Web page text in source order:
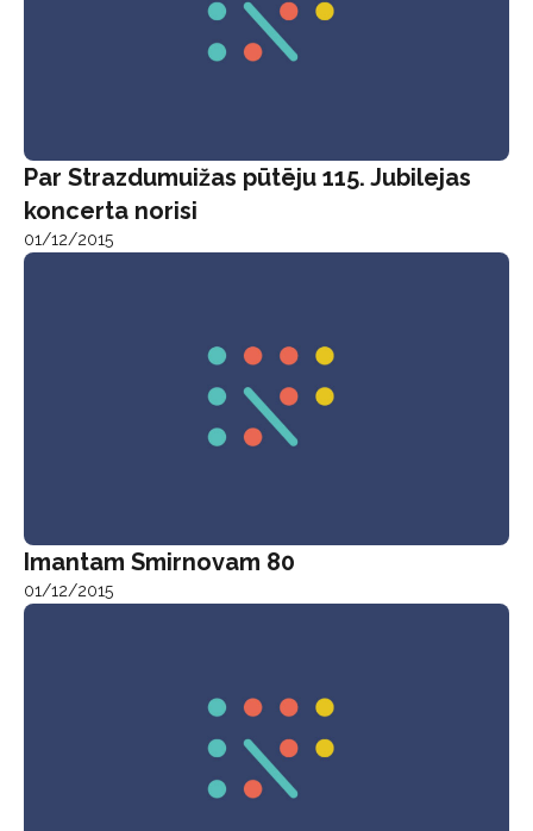
Par Strazdumuižas pūtēju 115. Jubilejas
koncerta norisi
01/12/2015
Imantam Smirnovam 80
01/12/2015